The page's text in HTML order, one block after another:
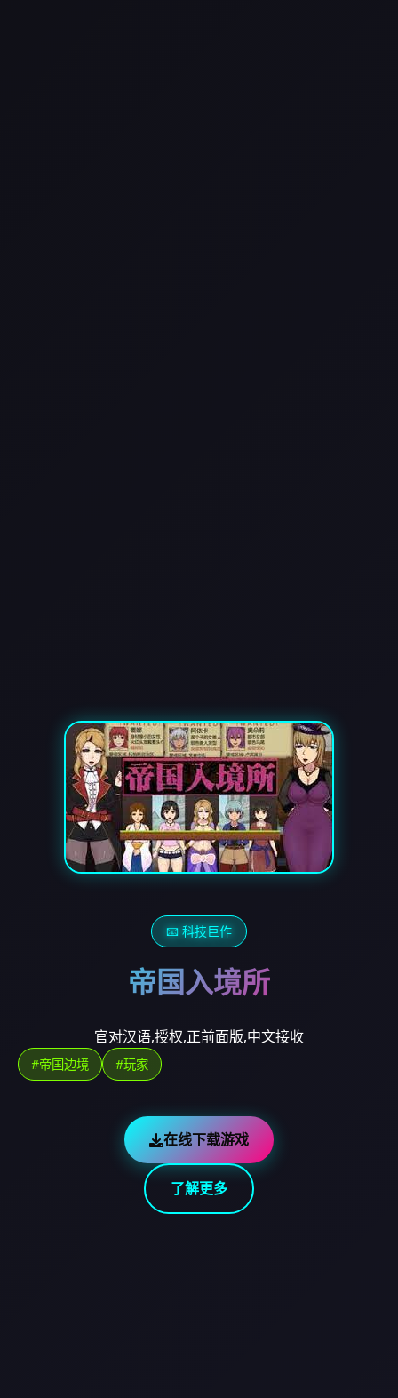
📧 科技巨作
帝国入境所
官对汉语,授权,正前面版,中文接收
#帝国边境 #玩家
在线下载游戏
了解更多